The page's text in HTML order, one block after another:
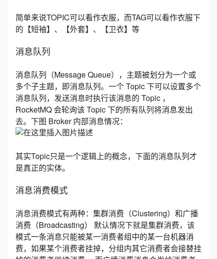
简单来说TOPIC可以看作衣服，而TAG可以看作衣服下
的【短袖】、【外套】、【卫衣】等
消息队列
消息队列（Message Queue），主题被划分为一个或
多个子主题，即消息队列。一个 Topic 下可以设置多个
消息队列，发送消息时执行该消息的 Topic ，
RocketMQ 会轮询该 Topic 下的所有队列将消息发出
去。下图 Broker 内部消息情况：
其实Topic只是一个逻辑上的概念，下面的消息队列才
是真正的实体。
消息消费模式
消息消费模式有两种：集群消费（Clustering）和广播
消费（Broadcasting）
默认情况下就是集群消费，该
模式一条消息只能被某一消费者组中的某一台机器消
费，如果某个消费者挂掉，分组内其它消费者会接替挂